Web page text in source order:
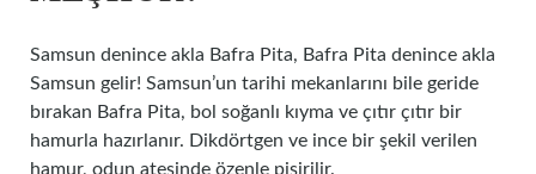
Samsun denince akla Bafra Pita, Bafra Pita denince akla
Samsun gelir! Samsun’un tarihi mekanlarını bile geride
bırakan Bafra Pita, bol soğanlı kıyma ve çıtır çıtır bir
hamurla hazırlanır. Dikdörtgen ve ince bir şekil verilen
hamur, odun ateşinde özenle pişirilir.